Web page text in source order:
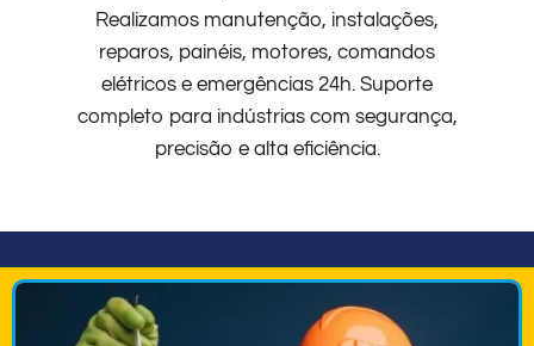
Realizamos manutenção, instalações,
reparos, painéis, motores, comandos
elétricos e emergências 24h. Suporte
completo para indústrias com segurança,
precisão e alta eficiência.